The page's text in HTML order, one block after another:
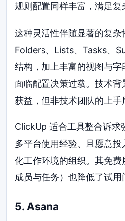
规则配置同样丰富，满足复
这种灵活性伴随显著的复杂
Folders、Lists、Tasks、
结构，加上丰富的视图与字
面临配置决策过载。技术背
获益，但非技术团队的上手
ClickUp 适合工具整合诉求
多平台使用经验、且愿意投
化工作环境的组织。其免费
成员与任务）也降低了试用
5. Asana